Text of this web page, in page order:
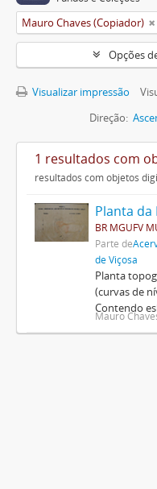
Mauro Chaves (Copiador)
Opções
Visualizar impressão
Direção:
1 resultados com
resultados com objetos
Planta da
BR MGUFV
Parte de
de Viçosa
Planta
(curvas de
Contendo
Mauro